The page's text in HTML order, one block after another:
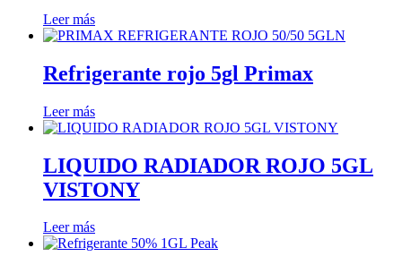
Leer más
Refrigerante rojo 5gl Primax
Leer más
LIQUIDO RADIADOR ROJO 5GL
VISTONY
Leer más